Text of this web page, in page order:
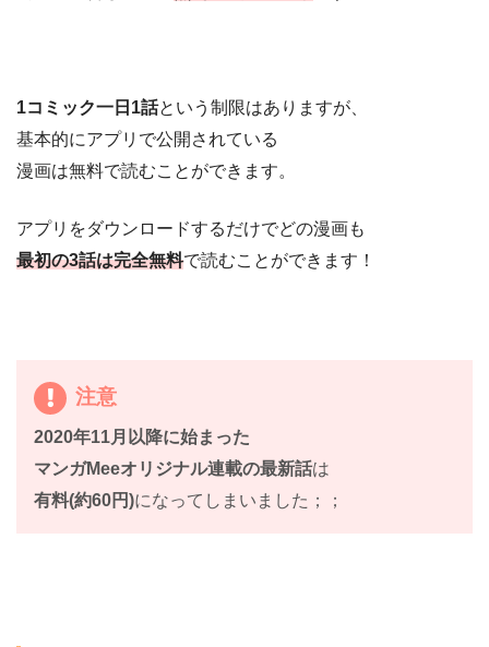
1コミック一日1話という制限はありますが、
基本的にアプリで公開されている
漫画は無料で読むことができます。
アプリをダウンロードするだけでどの漫画も
最初の3話は完全無料で読むことができます！
注意
2020年11月以降に始まった
マンガMeeオリジナル連載の最新話は
有料(約60円)になってしまいました；；